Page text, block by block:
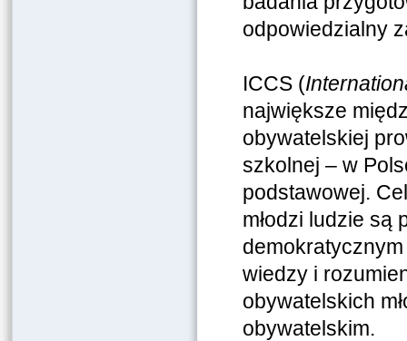
odpowiedzialny
ICCS (
największe
obywatelskiej
szkolnej – w
podstawowej.
młodzi ludzie są
wiedzy i
obywatelskich
obywatelskim.